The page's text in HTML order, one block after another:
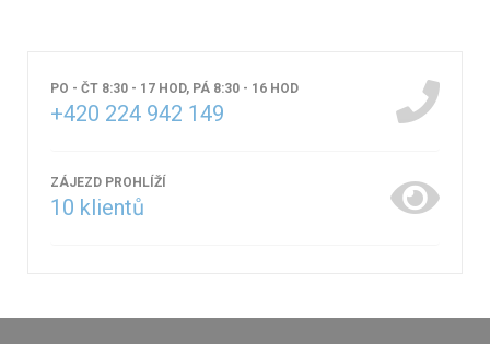
PO - ČT 8:30 - 17 HOD, PÁ 8:30 - 16 HOD
+420 224 942 149
ZÁJEZD PROHLÍŽÍ
10 klientů